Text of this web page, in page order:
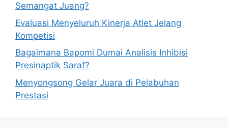
Semangat Juang?
Evaluasi Menyeluruh Kinerja Atlet Jelang
Kompetisi
Bagaimana Bapomi Dumai Analisis Inhibisi
Presinaptik Saraf?
Menyongsong Gelar Juara di Pelabuhan
Prestasi